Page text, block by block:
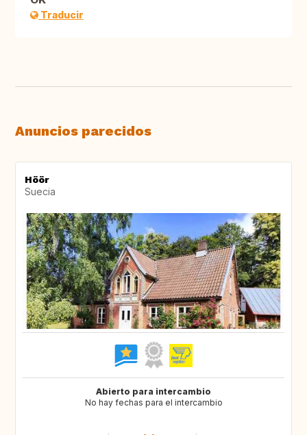
Traducir
Anuncios parecidos
Höör
Suecia
Abierto para intercambio
No hay fechas para el intercambio